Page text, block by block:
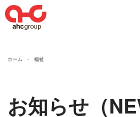
ホーム 福祉
お知らせ（